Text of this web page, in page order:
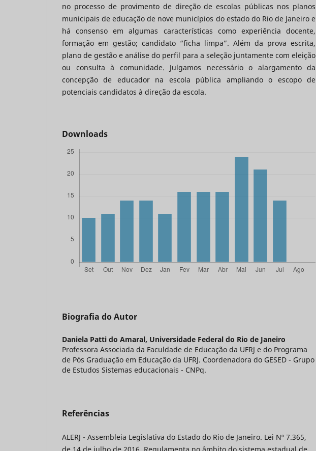
no processo de provimento de direção de escolas públicas nos planos
municipais de educação de nove municípios do estado do Rio de Janeiro e
há consenso em algumas características como experiência docente,
formação em gestão; candidato “ficha limpa”. Além da prova escrita,
plano de gestão e análise do perfil para a seleção juntamente com eleição
ou consulta à comunidade. Julgamos necessário o alargamento da
concepção de educador na escola pública ampliando o escopo de
potenciais candidatos à direção da escola.
Downloads
Biografia do Autor
Daniela Patti do Amaral, Universidade Federal do Rio de Janeiro
Professora Associada da Faculdade de Educação da UFRJ e do Programa
de Pós Graduação em Educação da UFRJ. Coordenadora do GESED - Grupo
de Estudos Sistemas educacionais - CNPq.
Referências
ALERJ - Assembleia Legislativa do Estado do Rio de Janeiro. Lei Nº 7.365,